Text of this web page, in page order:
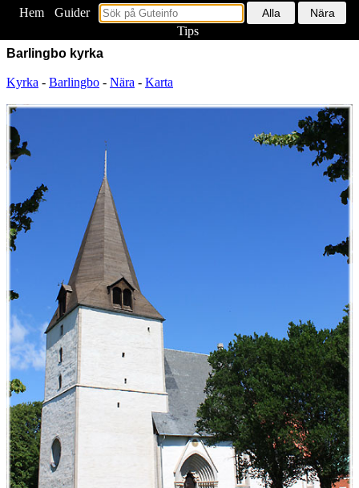
Hem
Guider
Tips
Barlingbo kyrka
Kyrka - Barlingbo - Nära - Karta